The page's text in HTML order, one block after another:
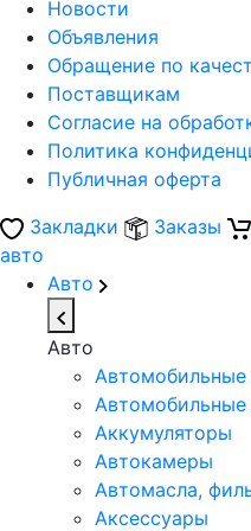
Новости
Объявления
Обращение по
Поставщикам
Согласие на
Политика
Публичная оферта
Закладки
Заказы
авто
Авто
Авто
Автомобильные
Аккумуляторы
Автокамеры
Автомасла,
Аксессуары